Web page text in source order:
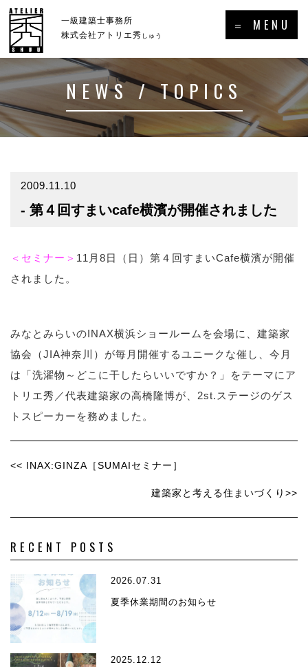
＝ MENU
一級建築士事務所
株式会社アトリエ秀 しゅう ×
ホーム
－HOME
新着情報・トピックス
事業案内 プロフィール
実績・受賞歴
NEWS / TOPICS
2009.11.10
- 第４回すまいcafe横濱が開催されました
＜セミナー＞ 11月8日（日）第４回すまいCafe横濱が開催
されました。
みなとみらいのINAX横浜ショールームを会場に、建築家
協会（JIA神奈川）が毎月開催するユニークな催し、今月
は「洗濯物～どこに干したらいいですか？」をテーマにア
トリエ秀／代表建築家の高橋隆博が、2st.ステージのゲス
トスピーカーを務めました。
<< INAX:GINZA［SUMAIセミナー］
建築家と考える住まいづくり>>
RECENT POSTS
2026.07.31
夏季休業期間のお知らせ
2025.12.12